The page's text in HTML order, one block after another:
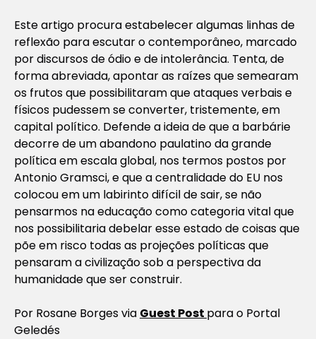
Este artigo procura estabelecer algumas linhas de
reflexão para escutar o contemporâneo, marcado
por discursos de ódio e de intolerância. Tenta, de
forma abreviada, apontar as raízes que semearam
os frutos que possibilitaram que ataques verbais e
físicos pudessem se converter, tristemente, em
capital político. Defende a ideia de que a barbárie
decorre de um abandono paulatino da grande
política em escala global, nos termos postos por
Antonio Gramsci, e que a centralidade do EU nos
colocou em um labirinto difícil de sair, se não
pensarmos na educação como categoria vital que
nos possibilitaria debelar esse estado de coisas que
põe em risco todas as projeções políticas que
pensaram a civilização sob a perspectiva da
humanidade que ser construir.
Por Rosane Borges via Guest Post para o Portal
Geledés